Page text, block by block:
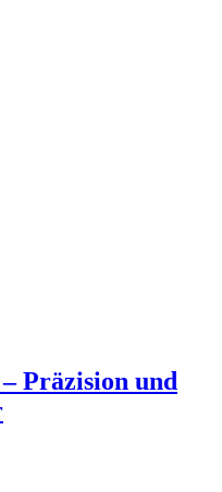
Präzision und